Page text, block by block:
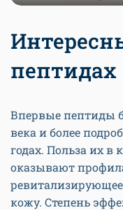
пептидах
Впервые пептиды
века и более
годах. Польза их в
оказывают
кожу. Степень